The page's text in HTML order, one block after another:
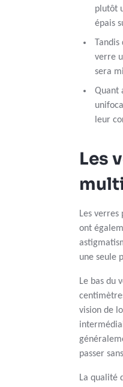
plutôt
épais
verre
sera
Quant
leur
Les
Les
ont
une seule
Le bas du
vision de
passer
La qualité